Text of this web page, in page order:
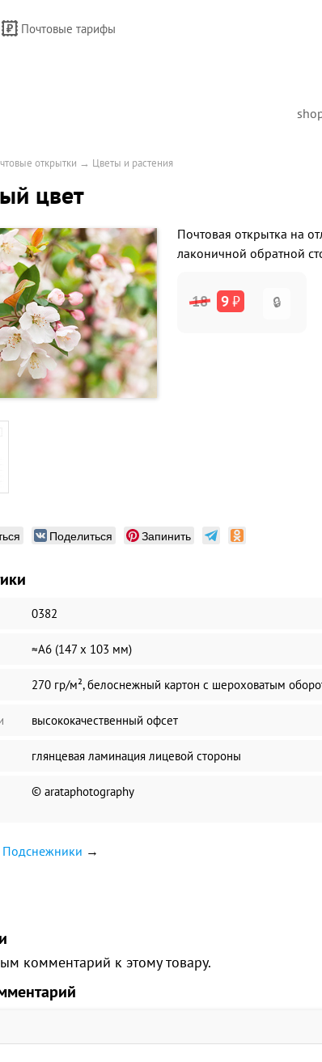
Почтовые тарифы
открытки → Цветы и растения
цвет
Почтовая открытка на
лаконичной обратной
18 9₽ 🔒
Поделиться Запинить
0382
≈А6 (147 х 103 мм)
270 гр/м², белоснежный картон с шероховатым
высококачественный офсет
глянцевая ламинация лицевой стороны
© arataphotography
Подснежники →
комментарий к этому товару.